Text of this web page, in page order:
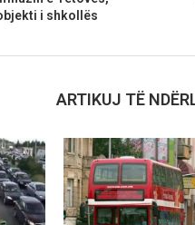
i shkollës
ARTIKUJ TË